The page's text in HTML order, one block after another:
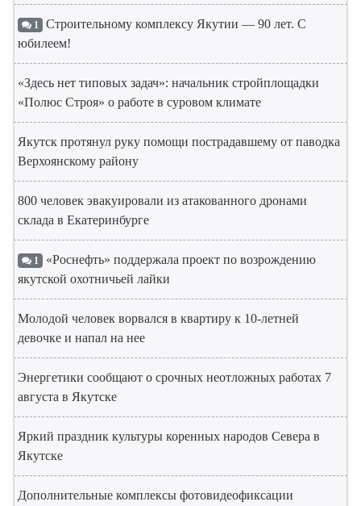
1 Строительному комплексу Якутии — 90 лет. С
юбилеем!
«Здесь нет типовых задач»: начальник стройплощадки
«Полюс Строя» о работе в суровом климате
Якутск протянул руку помощи пострадавшему от паводка
Верхоянскому району
800 человек эвакуировали из атакованного дронами
склада в Екатеринбурге
1 «Роснефть» поддержала проект по возрождению
якутской охотничьей лайки
Молодой человек ворвался в квартиру к 10-летней
девочке и напал на нее
Энергетики сообщают о срочных неотложных работах 7
августа в Якутске
Яркий праздник культуры коренных народов Севера в
Якутске
Дополнительные комплексы фотовидеофиксации